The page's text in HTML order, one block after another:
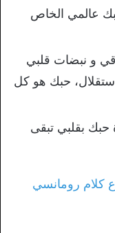
عالمي الخاص
و نبضات قلبي
حبك هو كل
حبك بقلبي تبقى
كلام رومانسي